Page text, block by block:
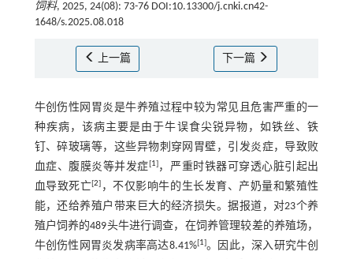
饲料, 2025, 24(08): 73-76 DOI:10.13300/j.cnki.cn42-
1648/s.2025.08.018
上一篇 下一篇
牛创伤性网胃炎是牛养殖过程中较为常见且危害严重的一
种疾病，该病主要是由于牛误食尖锐异物，如铁丝、铁
钉、碎玻璃等，这些异物刺穿网胃壁，引发炎症，导致败
血症、腹膜炎等并发症[1]，严重时铁器可穿透心脏引起出
血导致死亡[2] ，不仅影响牛的生长发育、产奶量和繁殖性
能，还给养殖户带来巨大的经济损失。据报道，对23个养
殖户饲养的489头牛进行调查，在饲养管理较差的养殖场，
牛创伤性网胃炎发病率高达8.41%[1]。因此，深入研究牛创